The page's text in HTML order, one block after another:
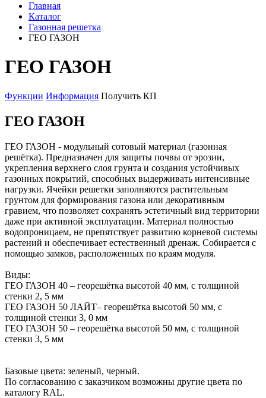
Главная
Каталог
Газонная решетка
ГЕО ГАЗОН
ГЕО ГАЗОН
Функции Информация Получить КП
ГЕО ГАЗОН
ГЕО ГАЗОН - модульный сотовый материал (газонная
решётка). Предназначен для защиты почвы от эрозии,
укрепления верхнего слоя грунта и создания устойчивых
газонных покрытий, способных выдерживать интенсивные
нагрузки. Ячейки решетки заполняются растительным
грунтом для формирования газона или декоративным
гравием, что позволяет сохранять эстетичный вид территории
даже при активной эксплуатации. Материал полностью
водопроницаем, не препятствует развитию корневой системы
растений и обеспечивает естественный дренаж. Собирается с
помощью замков, расположенных по краям модуля.
Виды:
ГЕО ГАЗОН 40 – георешётка высотой 40 мм, с толщиной
стенки 2, 5 мм
ГЕО ГАЗОН 50 ЛАЙТ– георешётка высотой 50 мм, с
толщиной стенки 3, 0 мм
ГЕО ГАЗОН 50 – георешётка высотой 50 мм, с толщиной
стенки 3, 5 мм
Базовые цвета: зеленый, черный.
По согласованию с заказчиком возможны другие цвета по
каталогу RAL.